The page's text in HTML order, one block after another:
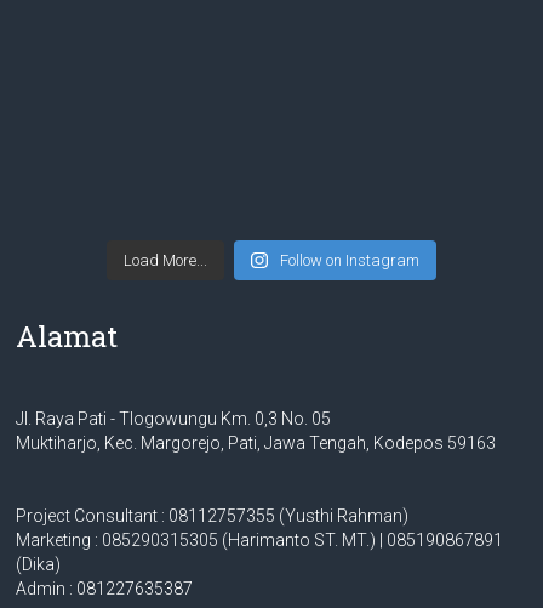
Load More... Follow on Instagram
Alamat
Jl. Raya Pati - Tlogowungu Km. 0,3 No. 05
Muktiharjo, Kec. Margorejo, Pati, Jawa Tengah, Kodepos 59163
Project Consultant : 08112757355 (Yusthi Rahman)
Marketing : 085290315305 (Harimanto ST. MT.) | 085190867891
(Dika)
Admin : 081227635387